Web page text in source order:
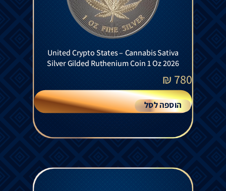
United Crypto States – Cannabis Sativa
Silver Gilded Ruthenium Coin 1 Oz 2026
780
₪
הוספה לסל